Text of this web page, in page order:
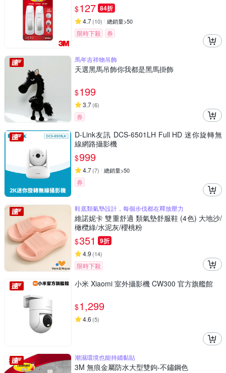
$127 84折
4.7(10) 總銷量>50
限時下殺 券
馬年吉祥物吊飾
天選黑馬吊飾你我都是黑馬掛飾
$199
3.7(6)
券
D-Link友訊 DCS-6501LH Full HD 迷你旋轉無
線網路攝影機
$999
4.7(7) 總銷量>50
券
鞋底類氣墊設計，每個步伐都在釋放壓力
維諾妮卡 雙重舒適 類氣墊舒服鞋 (4色) 大地沙/
橄欖綠/水泥灰/櫻桃粉
$351 9折
4.9 (14)
限時下殺
小米 Xiaomi 室外攝影機 CW300 官方旗艦館
$1,299
4.6 (5)
潮濕環境也能持續黏貼
3M 無痕金屬防水大型雙鉤-不鏽鋼色